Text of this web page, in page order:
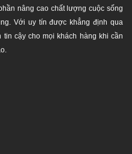
nâng cao chất lượng cuộc sống
Với uy tín được khẳng định qua
cậy cho mọi khách hàng khi cần